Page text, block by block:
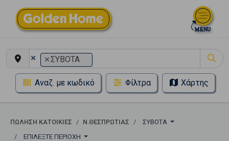
× ×ΣΥΒΟΤΑ
Αναζ. με κωδικό Φίλτρα Χάρτης
ΠΏΛΗΣΗ ΚΑΤΟΙΚΊΕΣ Ν.ΘΕΣΠΡΩΤΙΑΣ
ΣΥΒΟΤΑ
ΕΠΙΛΈΞΤΕ ΠΕΡΙΟΧΉ